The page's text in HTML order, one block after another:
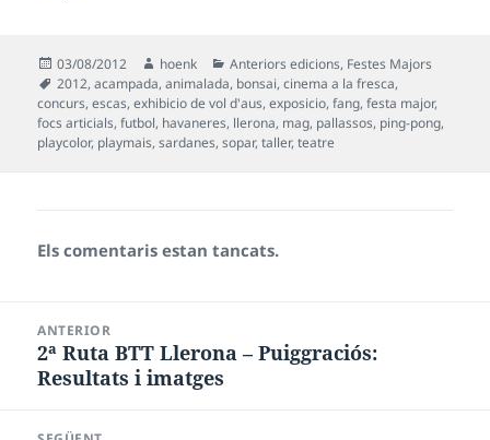
Publicat
el
03/08/2012 Autor
hoenk Categories
Anteriors edicions, Festes Majors
Etiquetes
2012,acampada,animalada, bonsai,cinema a la fresca,
concurs,escas,exhibicio de vol d'aus,exposicio,fang,festa major,
focs articials,futbol, havaneres, llerona, mag, pallassos, ping-pong,
playcolor, playmais,sardanes,sopar,taller,teatre
Els comentaris estan tancats.
d'entrades
ANTERIOR
Entrada
anterior:
2ª Ruta BTT Llerona – Puiggraciós:
Resultats i imatges